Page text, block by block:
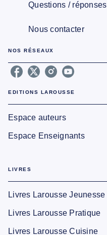
Questions / réponses
Nous contacter
NOS RÉSEAUX
EDITIONS LAROUSSE
Espace auteurs
Espace Enseignants
LIVRES
Livres Larousse Jeunesse
Livres Larousse Pratique
Livres Larousse Cuisine